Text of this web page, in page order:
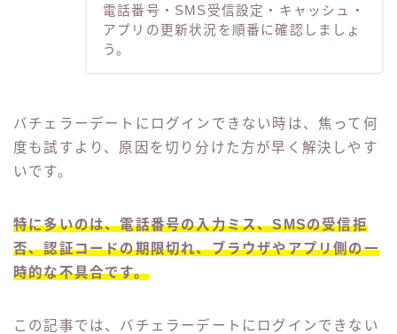
電話番号・SMS受信設定・キャッシュ・
アプリの更新状況を順番に確認しましょ
う。
バチェラーデートにログインできない時は、焦って何
度も試すより、原因を切り分けた方が早く解決しやす
いです。
特に多いのは、電話番号の入力ミス、SMSの受信拒
否、認証コードの期限切れ、ブラウザやアプリ側の一
時的な不具合です。
この記事では、バチェラーデートにログインできない